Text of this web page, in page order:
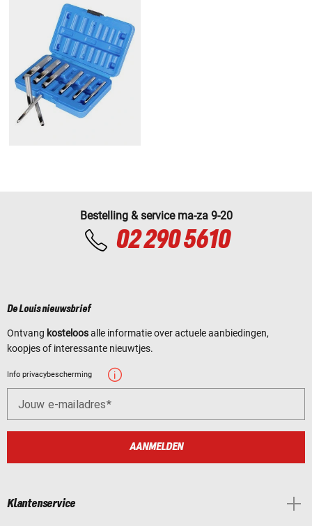
Bestelling & service ma-za 9-20
02 290 5610
De Louis nieuwsbrief
Ontvang kosteloosalle informatie over actuele aanbiedingen,
koopjes of interessante nieuwtjes.
Info privacybescherming
Jouw e-mailadres
AANMELDEN
Klantenservice